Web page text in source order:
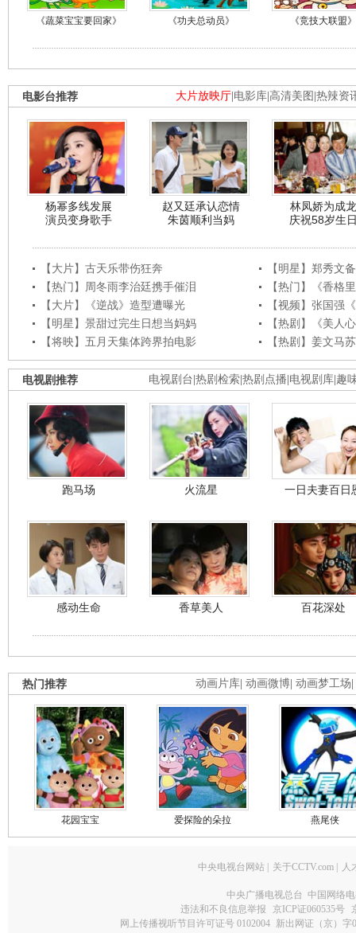
《蔬菜宝宝要回家》 《功夫总动员》 《竞技大联盟》
大片放映厅 电影库 高清美图 热辣资
电影台推荐
杨幂多线发展
演员变身歌手
赵又廷承认恋情
朱茵顺利当妈
林凤娇为成龙
庆祝58岁生
【大片】古天乐带伤狂奔
【明星】郑秀文
【热门】周冬雨李治廷携手催泪
【热门】《香格
【大片】《逆战》造型遭曝光
【视频】张国强
【明星】景甜过完生日想当妈妈
【热剧】《美人
【将映】五月天集体跨界拍电影
【热剧】姜文马
电视剧台 热剧检索 热剧点播 电视剧库 趣
电视剧推荐
跑马场 火流星 一日夫妻百日
感动生命 香草美人 百花深处
动画片库 动画微博 动画梦工场
热门推荐
花园宝宝 爱探险的朵拉 燕尾侠
中央电视台网站 关于CCTV.com 人
中央广播电视总台 中国网络
违法和不良信息举报
京ICP证060535号
网上传播视听节目许可证号 0102004 新出网证（京）